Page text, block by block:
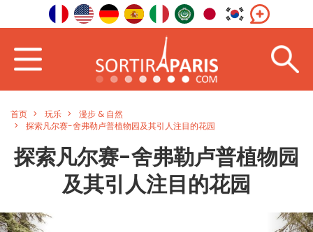
首页 玩乐
漫步 & 自然
探索凡尔赛-舍弗勒卢普植物园及其引人注目的花园
探索凡尔赛-舍弗勒卢普植物园
及其引人注目的花园